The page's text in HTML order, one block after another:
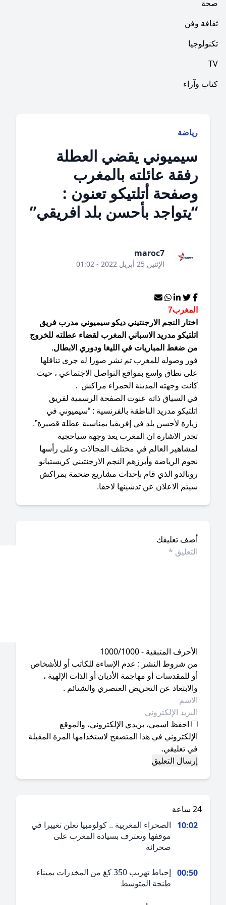
يقضي العطلة
عائلته بالمغرب
أتلتيكو تعنون :
بأحسن بلد افريقي”
maroc7
الإثنين 25 أبريل 2022 - 01:02
النجم الارجنتيني ديكو سيميوني مدرب فريق
مدريد الاسباني المغرب لقضاء عطلته للخروج
ضغط المباريات في الليغا ودوري الابطال.
وصوله للمغرب تم نشر صورا له جرى تناقلها
نطاق واسع بمواقع التواصل الاجتماعي ، حيث
وجهته المدينة الحمراء مراكش .
السياق ذاته عنوت الصفحة الرسمية لفريق
مدريد الناطقة بالفرنسية : “سيميوني في
لأحسن بلد في إفريقيا بمناسبة عطلة قصيرة”.
الاشارة ان المغرب يعد وجهة سياحجية
العالم في مختلف المجالات وعلى رأسها
الرياضة وأبرزهم النجم الارجنتيني كريستيانو
الذي قام بإحداث مشاريع ضخمة بمراكش
الاعلان عن تدشينها لاحقا.
تعليقك
المتبقية - 1000/1000
شروط النشر : عدم الإساءة للكاتب أو للأشخاص
للمقدسات أو مهاجمة الأديان أو الذات الإلهية ،
عن التحريض العنصري والشتائم .
احفظ اسمي، بريدي الإلكتروني، والموقع
في هذا المتصفح لاستخدامها المرة المقبلة
تعليقي.
الصحراء المغربية .. كولومبيا تعلن تغييرا في
موقفها وتعترف بسيادة المغرب على
إحباط تهريب 350 كغ من المخدرات بميناء
طنجة المتوسط